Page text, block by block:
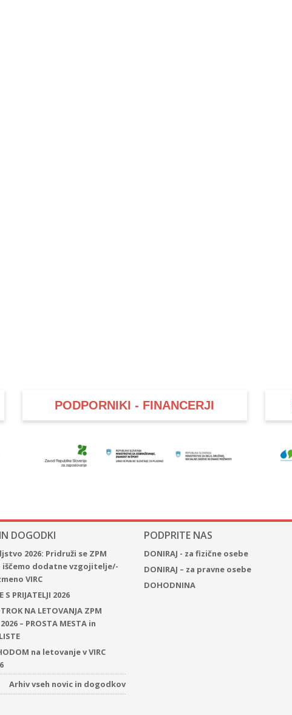
PODPORNIKI - FINANCERJI
DOGODKI
2026: Pridruži se ZPM
iščemo dodatne vzgojitelje/-
VIRC
S PRIJATELJI 2026
NA LETOVANJA ZPM
– PROSTA MESTA in
na letovanje v VIRC
Arhiv vseh novic in dogodkov
PODPRITE NAS
DONIRAJ - za fizične osebe
DONIRAJ – za pravne osebe
DOHODNINA